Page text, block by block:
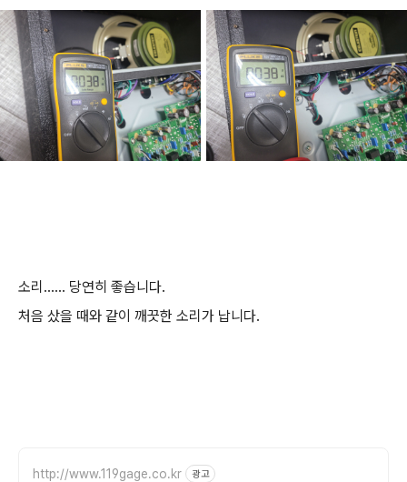
소리...... 당연히 좋습니다.
처음 샀을 때와 같이 깨끗한 소리가 납니다.
http://www.119gage.co.kr 광고